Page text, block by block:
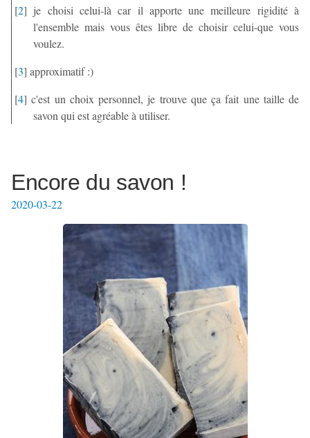
[2] je choisi celui-là car il apporte une meilleure rigidité à
l'ensemble mais vous êtes libre de choisir celui-que vous
voulez.
[3] approximatif :)
[4] c'est un choix personnel, je trouve que ça fait une taille de
savon qui est agréable à utiliser.
Encore du savon !
2020-03-22